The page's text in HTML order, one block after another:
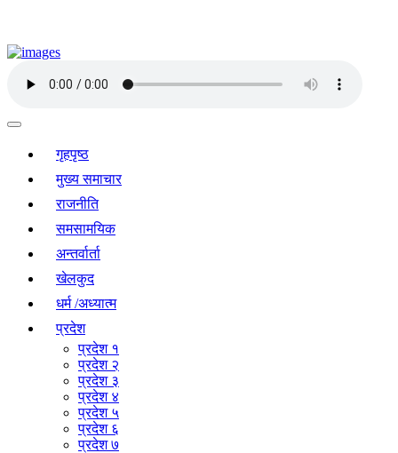
गृहपृष्ठ
मुख्य समाचार
राजनीति
समसामयिक
अन्तर्वार्ता
खेलकुद
धर्म /अध्यात्म
प्रदेश
प्रदेश १
प्रदेश २
प्रदेश ३
प्रदेश ४
प्रदेश ५
प्रदेश ६
प्रदेश ७